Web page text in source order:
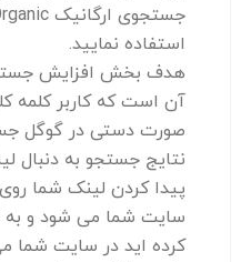
استفاده نمایید.
هدف بخش افزایش
آن است که کاربر کلمه
صورت دستی در گوگل
نتایج جستجو به دنبال
پیدا کردن لینک شما
سایت شما می شود و
کرده اید در سایت شما